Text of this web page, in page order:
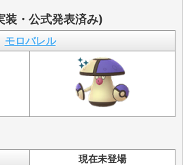
装・公式発表済み)
モロバレル
現在未登場